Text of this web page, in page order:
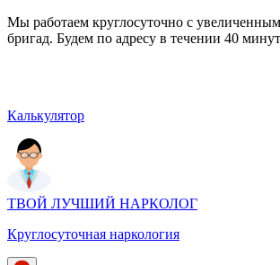
Мы работаем круглосуточно c
бригад. Будем по адресу в течении 40
Калькулятор
ТВОЙ ЛУЧШИЙ НАРКОЛОГ
Круглосуточная наркология